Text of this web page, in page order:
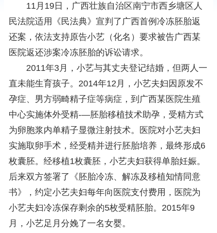
关于研究阐释党的二十届四中全会和中央全面依法治国工作会议精神专项课题申报工作的通知 2025-12-07
第七届“中国—东盟法治论坛”11月20日至22日在渝举办2025-11-18
重庆市法学会数字法学研究会学术年会拟于11月14日召开 2025-10-28
中央政法委印发通知要求学习宣传重庆检察未成年人保护工作团队代表先进事迹
关于学习运用普法专栏节目《说法》的通知 2025-09-08
第二十届西部法治论坛暨法治宁夏论坛拟获奖论文公示 2025-09-07
中国法学会2025年度部级法学研究课题立项公告 2025-07-20
中国法学会2025年度部级法学研究课题立项公示公告 2025-07-08
重庆市法学会第五期法学研究立项课题名单公布 2025-05-20
会议预告 | 中国法学会法学期刊研究会2025年年会将在重庆召开 2025-03-12
11月19日，广西壮族自治区南宁市西乡塘区人
民法院适用《民法典》宣判了广西首例冷冻胚胎返
还案，依法支持原告小艺（化名）要求被告广西某
医院返还涉案冷冻胚胎的诉讼请求。
2011年3月，小艺与其丈夫登记结婚，但两人一
直未能生育孩子。2014年12月，小艺夫妇因原发不
孕症、男方弱畸精子症等病症，到广西某医院生殖
中心实施体外受精-—胚胎移植技术助孕，受精方式
为卵胞浆内单精子显微注射技术。医院对小艺夫妇
实施取卵手术，经受精并进行胚胎培养，最终形成6
枚囊胚。经移植1枚囊胚，小艺夫妇获得单胎妊娠。
后来双方签署了《胚胎冷冻、解冻及移植知情同意
书》，约定小艺夫妇每年向医院支付费用，医院为
小艺夫妇冷冻保存剩余的5枚受精胚胎。2015年9
月，小艺足月分娩了一名女婴。